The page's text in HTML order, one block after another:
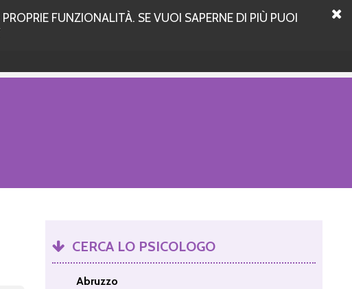
FUNZIONALITÀ. SE VUOI SAPERNE DI PIÙ PUOI
CERCA LO PSICOLOGO
Abruzzo